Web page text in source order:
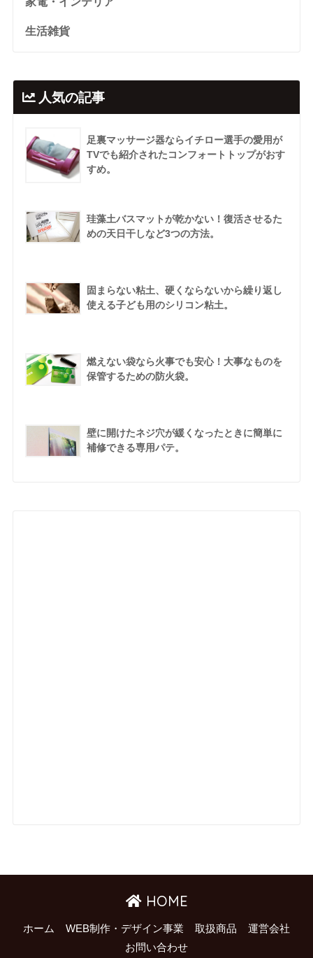
生活雑貨
人気の記事
足裏マッサージ器ならイチロー選手の愛用が
TVでも紹介されたコンフォートトップがおす
すめ。
珪藻土バスマットが乾かない！復活させるた
めの天日干しなど3つの方法。
固まらない粘土、硬くならないから繰り返し
使える子ども用のシリコン粘土。
燃えない袋なら火事でも安心！大事なものを
保管するための防火袋。
壁に開けたネジ穴が緩くなったときに簡単に
補修できる専用パテ。
HOME
ホーム WEB制作・デザイン事業 取扱商品
運営会社
お問い合わせ